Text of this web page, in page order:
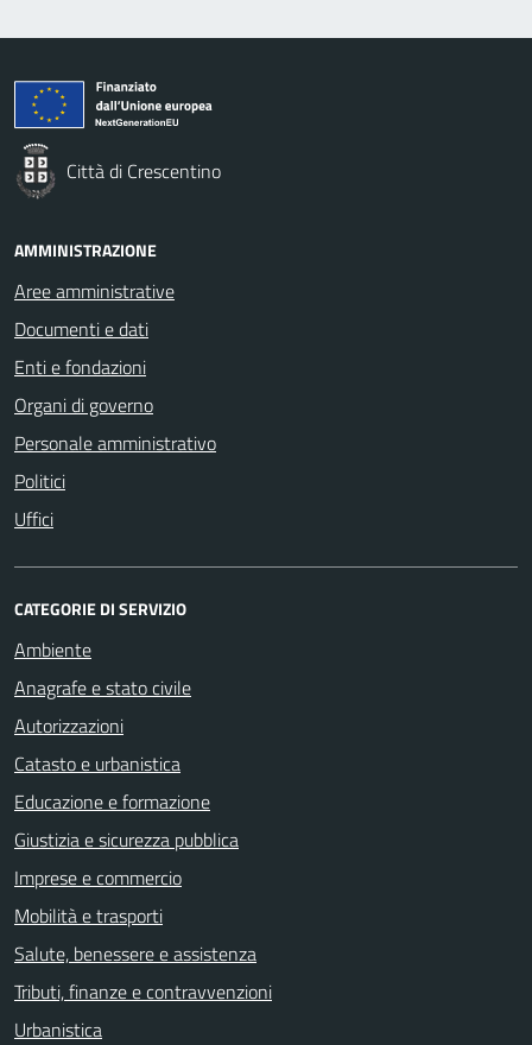
Città di Crescentino
AMMINISTRAZIONE
Aree amministrative
Documenti e dati
Enti e fondazioni
Organi di governo
Personale amministrativo
Politici
Uffici
CATEGORIE DI SERVIZIO
Ambiente
Anagrafe e stato civile
Autorizzazioni
Catasto e urbanistica
Educazione e formazione
Giustizia e sicurezza pubblica
Imprese e commercio
Mobilità e trasporti
Salute, benessere e assistenza
Tributi, finanze e contravvenzioni
Urbanistica